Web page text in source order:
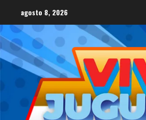
contenido
agosto 8, 2026